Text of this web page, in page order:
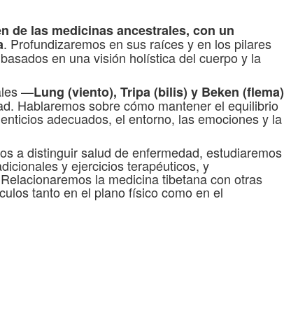
de las medicinas ancestrales, con un
. Profundizaremos en sus raíces y en los pilares
en una visión holística del cuerpo y la
—Lung (viento), Tripa (bilis) y Beken (flema)
Hablaremos sobre cómo mantener el equilibrio
adecuados, el entorno, las emociones y la
a distinguir salud de enfermedad, estudiaremos
y ejercicios terapéuticos, y
la medicina tibetana con otras
tanto en el plano físico como en el